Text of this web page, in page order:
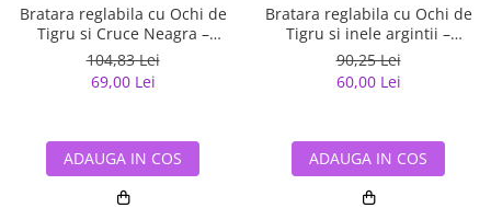
Bratara reglabila cu Ochi de
Tigru si Cruce Neagra –
Protectie si Echilibru
104,83 Lei
69,00 Lei
ADAUGA IN COS
Bratara reglabila cu Ochi de
Tigru si inele argintii –
Energie si Echilibru
90,25 Lei
60,00 Lei
ADAUGA IN COS